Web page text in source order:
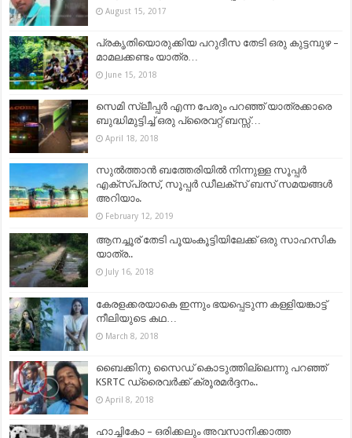
August 15, 2017
പ്രകൃതിയൊരുക്കിയ പറുദീസ തേടി ഒരു കുട്ടമ്പുഴ –
മാമലക്കണ്ടം യാത്ര…
June 15, 2018
സെമി സ്ലീപ്പര്‍ എന്ന പേരും പറഞ്ഞ് യാത്രക്കാരെ
ബുദ്ധിമുട്ടിച്ച് ഒരു പ്രൈവറ്റ് ബസ്സ്‌…
April 18, 2018
സുൽത്താൻ ബത്തേരിയിൽ നിന്നുള്ള സൂപ്പർ
എക്സ്പ്രസ്, സൂപ്പർ ഡീലക്സ് ബസ് സമയങ്ങൾ
അറിയാം.
February 12, 2019
ആനച്ചൂര് തേടി പൂയംകൂട്ടിയിലേക്ക് ഒരു സാഹസിക
യാത്ര..
July 16, 2018
കേരളക്കരയാകെ ഇന്നും ഭയപ്പെടുന്ന കള്ളിയങ്കാട്ട്
നീലിയുടെ കഥ…
March 8, 2018
ബൈക്കിനു സൈഡ് കൊടുത്തില്ലെന്നു പറഞ്ഞ്
KSRTC ഡ്രൈവര്‍ക്ക് ക്രൂരമര്‍ദ്ദനം..
April 8, 2018
ഹാച്ചികോ – ഒരിക്കലും അവസാനിക്കാത്ത